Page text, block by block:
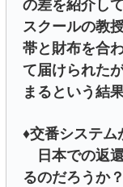
の差を紹介し
スクールの教
帯と財布を合
て届けられた
まるという結
♦︎交番システム
日本での返
るのだろうか